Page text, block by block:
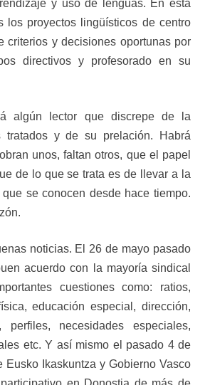
y uso de lenguas. En esta
los proyectos lingüísticos de centro
criterios y decisiones oportunas por
directivos y profesorado en su
algún lector que discrepe de la
tratados y de su prelación. Habrá
unos, faltan otros, que el papel
de lo que se trata es de llevar a la
se conocen desde hace tiempo.
noticias. El 26 de mayo pasado
acuerdo con la mayoría sindical
cuestiones como: ratios,
educación especial, dirección,
perfiles, necesidades especiales,
etc. Y así mismo el pasado 4 de
Eusko Ikaskuntza y Gobierno Vasco